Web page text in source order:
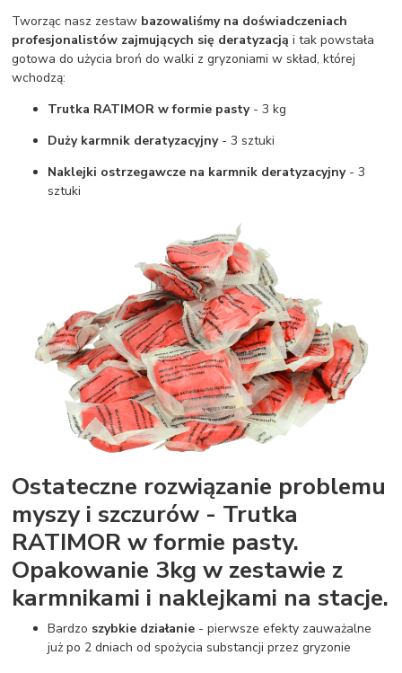
Tworząc nasz zestaw bazowaliśmy na doświadczeniach
profesjonalistów zajmujących się deratyzacją i tak powstała
gotowa do użycia broń do walki z gryzoniami w skład, której
wchodzą:
Trutka RATIMOR w formie pasty- 3 kg
Duży karmnik deratyzacyjny - 3 sztuki
Naklejki ostrzegawcze na karmnik deratyzacyjny - 3
sztuki
Ostateczne rozwiązanie problemu
myszy i szczurów - Trutka
RATIMOR w formie pasty.
Opakowanie 3kg w zestawie z
karmnikami i naklejkami na stacje.
Bardzo szybkie działanie - pierwsze efekty zauważalne
już po 2 dniach od spożycia substancji przez gryzonie